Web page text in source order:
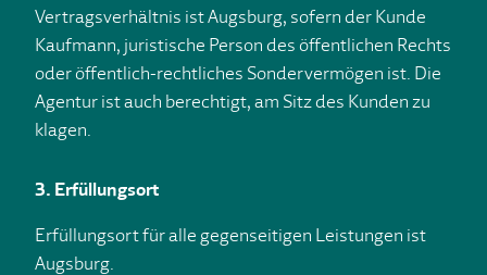
Vertragsverhältnis ist Augsburg, sofern der Kunde
Kaufmann, juristische Person des öffentlichen Rechts
oder öffentlich-rechtliches Sondervermögen ist. Die
Agentur ist auch berechtigt, am Sitz des Kunden zu
klagen.
3. Erfüllungsort
Erfüllungsort für alle gegenseitigen Leistungen ist
Augsburg.